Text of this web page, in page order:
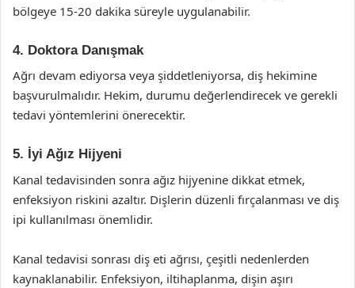
bölgeye 15-20 dakika süreyle uygulanabilir.
4. Doktora Danışmak
Ağrı devam ediyorsa veya şiddetleniyorsa, diş hekimine
başvurulmalıdır. Hekim, durumu değerlendirecek ve gerekli
tedavi yöntemlerini önerecektir.
5. İyi Ağız Hijyeni
Kanal tedavisinden sonra ağız hijyenine dikkat etmek,
enfeksiyon riskini azaltır. Dişlerin düzenli fırçalanması ve diş
ipi kullanılması önemlidir.
Kanal tedavisi sonrası diş eti ağrısı, çeşitli nedenlerden
kaynaklanabilir. Enfeksiyon, iltihaplanma, dişin aşırı